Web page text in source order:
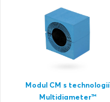
Modul CM s technologií
Multidiameter™